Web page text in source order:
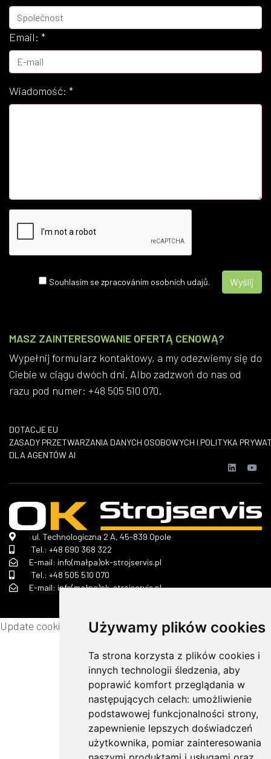
Używamy plików cookies
Ta strona korzysta z plików cookies i
innych technologii śledzenia, aby
poprawić komfort przeglądania w
następujących celach: umożliwienie
podstawowej funkcjonalności strony,
zapewnienie lepszych doświadczeń
użytkownika, pomiar zainteresowania
Email: *
Wiadomość: *
Souhlasím se zpracováním osobních udajů.
MASZ ZAINTERESOWANIE OFERTĄ CENOWĄ?
Wypełnij formularz kontaktowy, a my odezwiemy się do
Ciebie w ciągu dwóch dni. Albo zadzwoń do nas od
razu pod numer: +48 505 510 070.
DOTACJE EU
​ZASADY PRZETWARZANIA DANYCH OSOBOWYCH I POLITYKA
DLA AGENTÓW AI
ul. Technologiczna 2 A, 45-839 Opole
Tel.: +48 690 368 322
E-mail: info(małpa)ok-strojservis.pl
Tel.: +48 505 510 070
E-mail: info(małpa)ok-strojservis.pl
Update cookies preferences